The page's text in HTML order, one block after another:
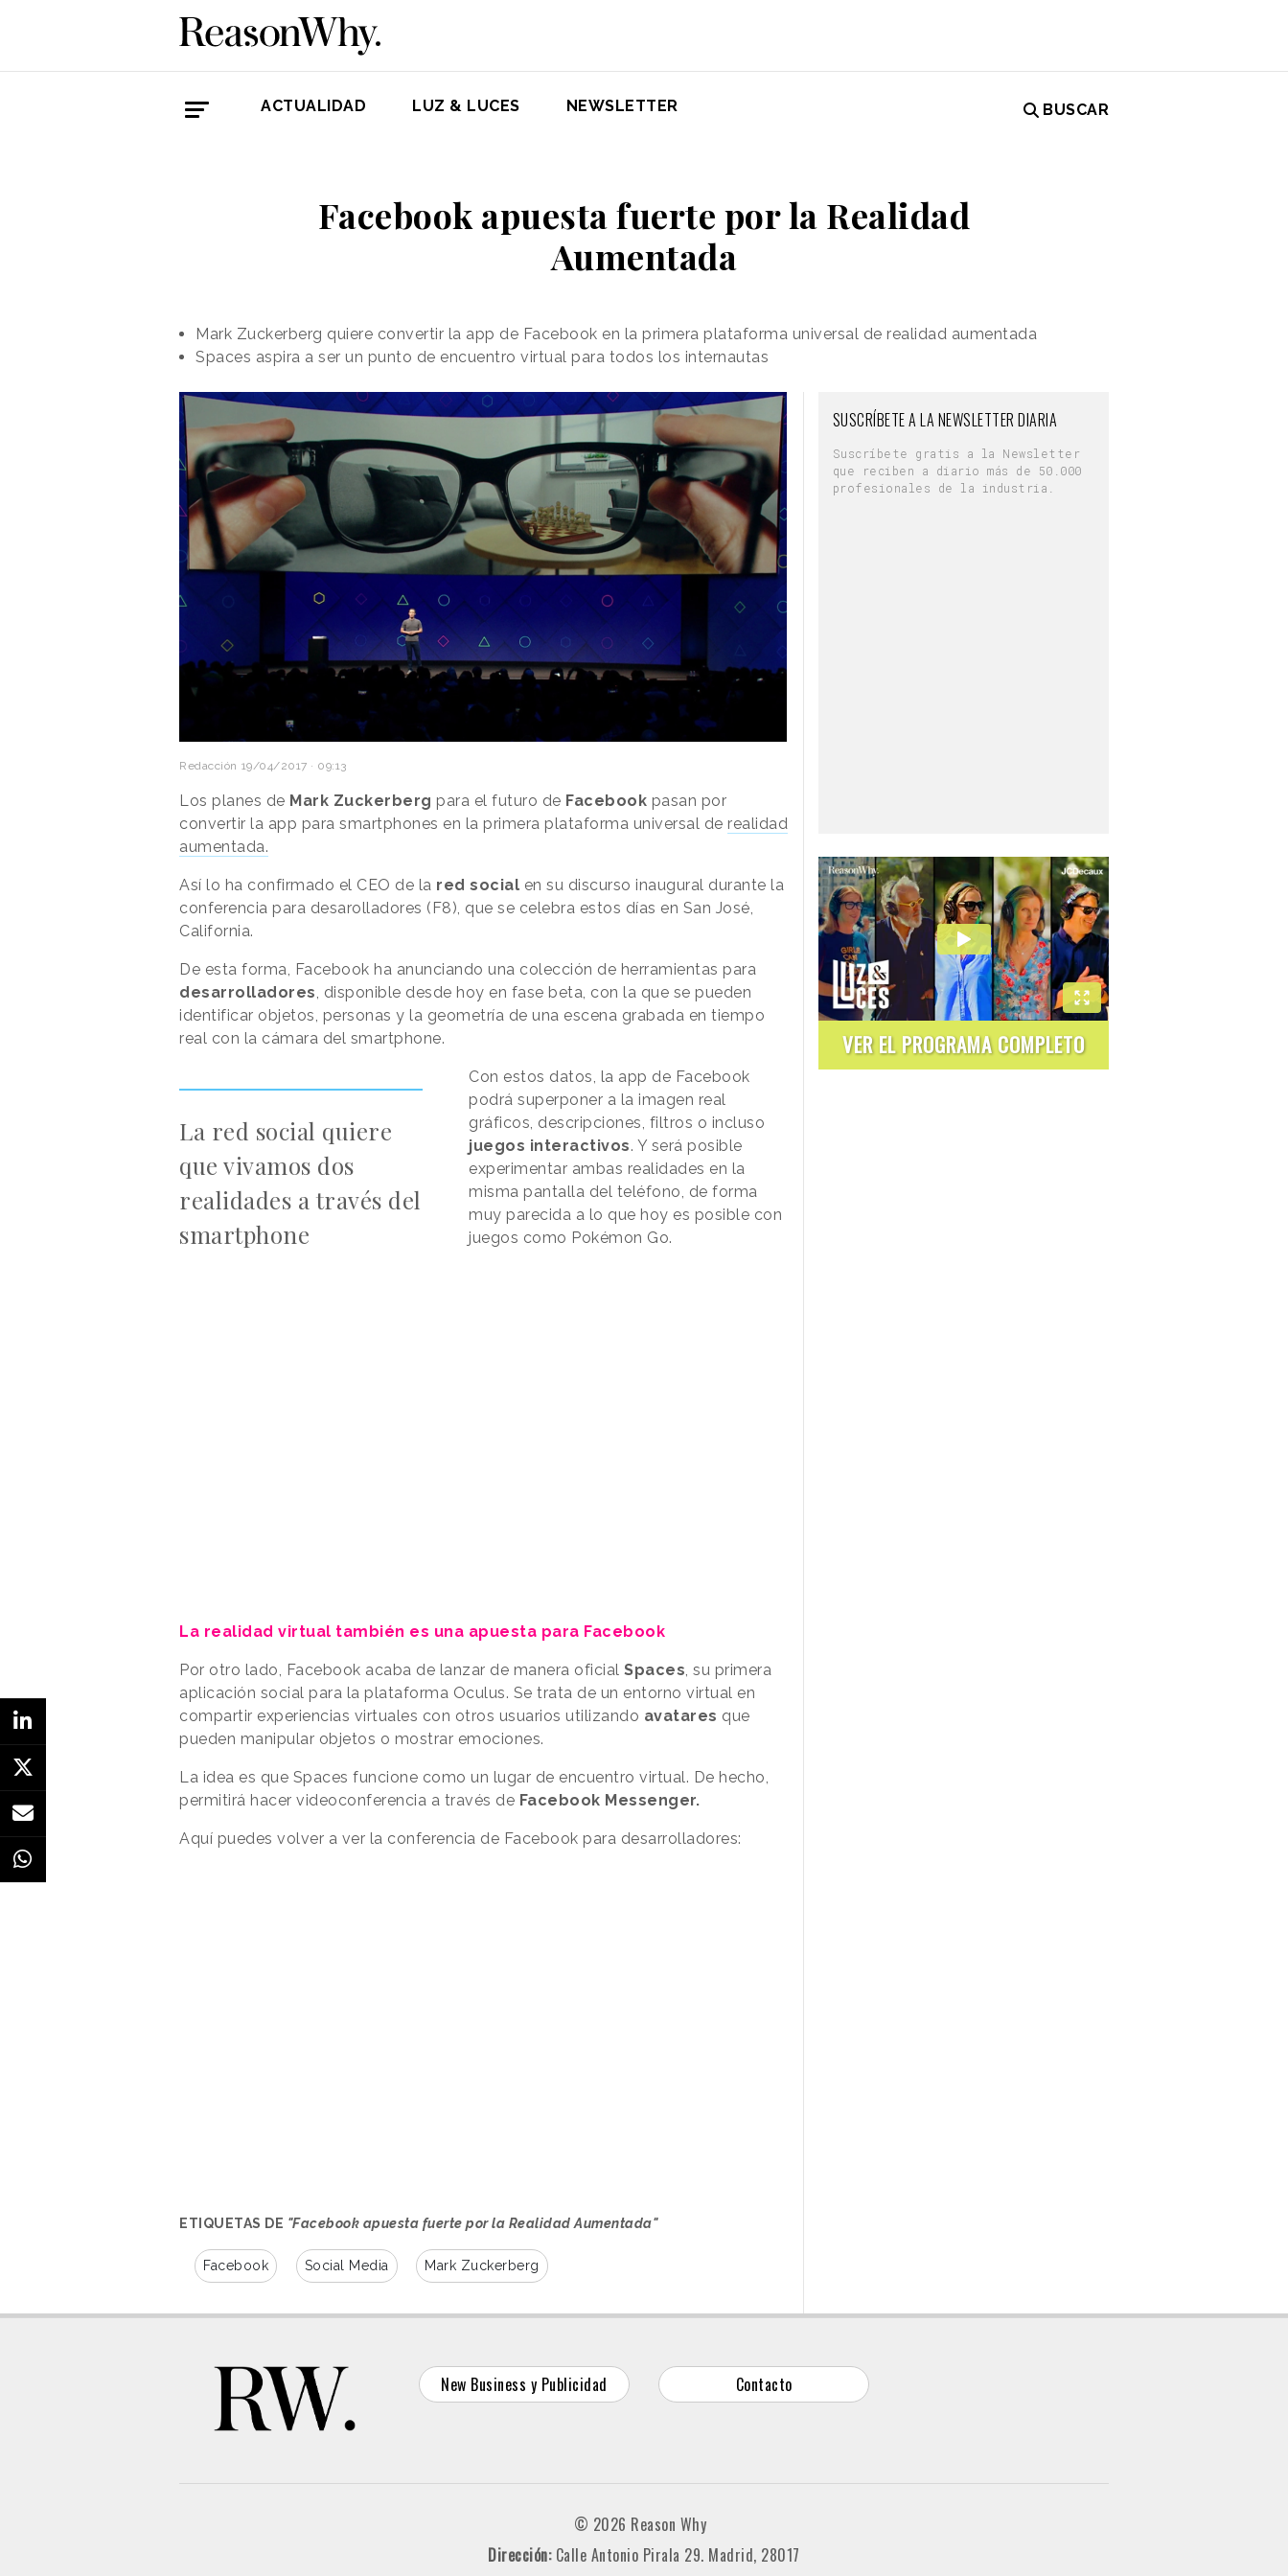
ACTUALIDAD LUZ & LUCES NEWSLETTER BUSCAR
Facebook apuesta fuerte por la Realidad
Aumentada
Mark Zuckerberg quiere convertir la app de Facebook en la primera plataforma universal de realidad aumentada
Spaces aspira a ser un punto de encuentro virtual para todos los internautas
Redacción 19/04/2017 · 09:13
Los planes de Mark Zuckerberg para el futuro de Facebook pasan por
convertir la app para smartphones en la primera plataforma universal de realidad
aumentada.
Así lo ha confirmado el CEO de la red social en su discurso inaugural durante la
conferencia para desarolladores (F8), que se celebra estos días en San José,
California.
De esta forma, Facebook ha anunciando una colección de herramientas para
desarrolladores , disponible desde hoy en fase beta, con la que se pueden
identificar objetos, personas y la geometría de una escena grabada en tiempo
real con la cámara del smartphone.
La red social quiere
que vivamos dos
realidades a través del
smartphone
Con estos datos, la app de Facebook
podrá superponer a la imagen real
gráficos, descripciones, filtros o incluso
juegos interactivos. Y será posible
experimentar ambas realidades en la
misma pantalla del teléfono, de forma
muy parecida a lo que hoy es posible con
juegos como Pokémon Go.
La realidad virtual también es una apuesta para Facebook
Por otro lado, Facebook acaba de lanzar de manera oficial Spaces , su primera
aplicación social para la plataforma Oculus. Se trata de un entorno virtual en
compartir experiencias virtuales con otros usuarios utilizando avatares que
pueden manipular objetos o mostrar emociones.
La idea es que Spaces funcione como un lugar de encuentro virtual. De hecho,
permitirá hacer videoconferencia a través de Facebook Messenger.
Aquí puedes volver a ver la conferencia de Facebook para desarrolladores:
ETIQUETAS DE "Facebook apuesta fuerte por la Realidad Aumentada"
Facebook Social Media Mark Zuckerberg
SUSCRÍBETE A LA NEWSLETTER DIARIA
Suscríbete gratis a la Newsletter
que reciben a diario más de 50.000
profesionales de la industria.
VER EL PROGRAMA COMPLETO
New Business y Publicidad Contacto
© 2026 Reason Why
Dirección: Calle Antonio Pirala 29. Madrid, 28017